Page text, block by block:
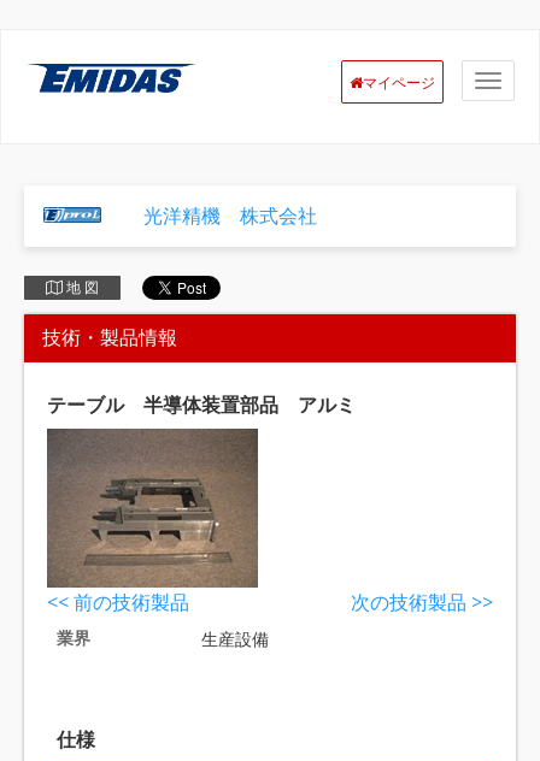
マイページ
光洋精機 株式会社
地 図
技術・製品情報
テーブル 半導体装置部品 アルミ
<< 前の技術製品 次の技術製品 >>
業界 生産設備
仕様